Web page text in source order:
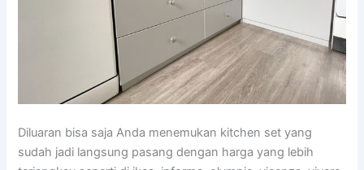
Diluaran bisa saja Anda menemukan kitchen set yang
sudah jadi langsung pasang dengan harga yang lebih